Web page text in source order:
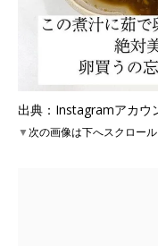
出典：Instagramアカウ
▼次の画像は下へスクロー